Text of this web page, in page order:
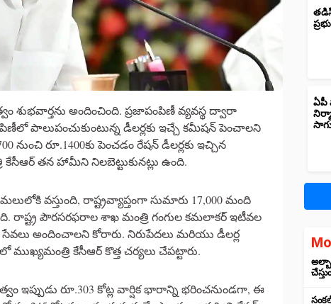
శుభవార్తను అందించింది. ప్రజాపంపిణీ వ్యవస్థ ద్వారా
పాలుపంచుకుంటున్న డీలర్లకు ఇచ్చే కమీషన్ పెంచాలని
నుంచి రూ.1400కు పెంచడం రేషన్ డీలర్లకు ఇచ్చిన
తన హామీని నిలబెట్టుకునట్లు ఉంది.
వస్తుంది, రాష్ట్రవ్యాప్తంగా సుమారు 17,000 మంది
రాష్ట్ర పౌరసరఫరాల శాఖ మంత్రి గంగుల కమలాకర్‌ ఇటీవల
సేవలు అందించాలని కోరారు. నిరుపేదలు మరియు డీలర్ల
కేసీఆర్ కొత్త చర్యలు చేపట్టారు.
ఇప్పుడు రూ.303 కోట్ల వార్షిక భారాన్ని భరించనుండగా, ఈ
ఏపీ